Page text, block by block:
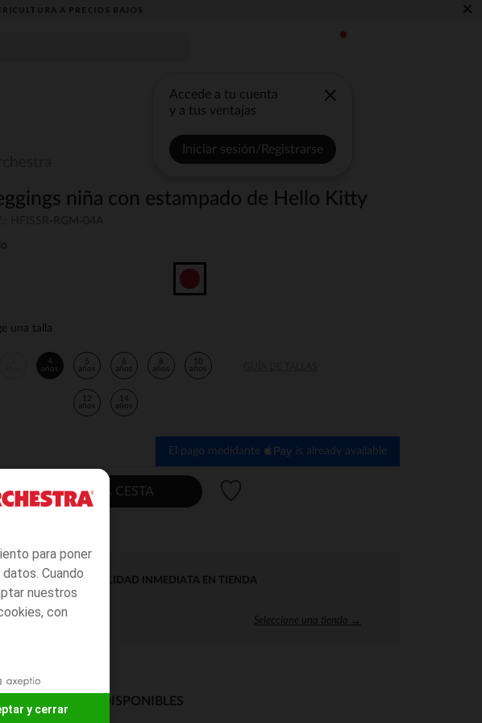
para poner
Cuando
nuestros
con
y cerrar
A PRECIOS BAJOS ×
Accede a tu cuenta
y a tus ventajas
Iniciar sesión/Registrarse
niña con estampado de Hello Kitty
una talla
4
años
5
años
6
años
8
años
10
años
12
años
14
años
El pago medidante is already available
AÑADIR A LA CESTA
DISPONIBILIDAD INMEDIATA EN TIENDA
Seleccione una tienda →
DE ENVÍO DISPONIBLES